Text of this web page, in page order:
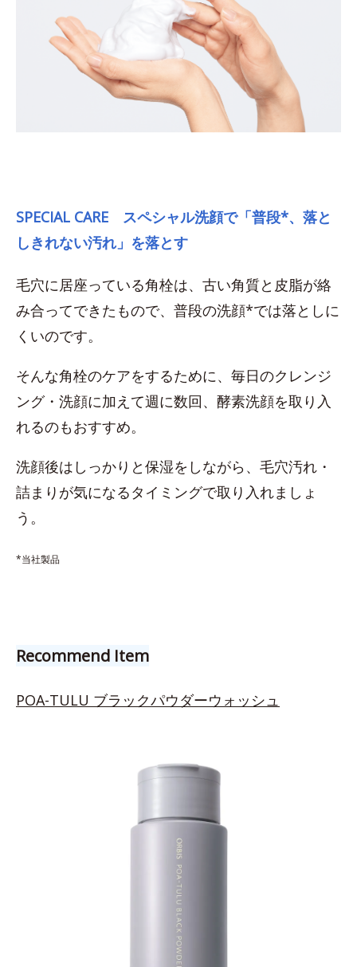
SPECIAL CARE スペシャル洗顔で「普段*、落と
しきれない汚れ」を落とす
毛穴に居座っている角栓は、古い角質と皮脂が絡
み合ってできたもので、普段の洗顔*では落としに
くいのです。
そんな角栓のケアをするために、毎日のクレンジ
ング・洗顔に加えて週に数回、酵素洗顔を取り入
れるのもおすすめ。
洗顔後はしっかりと保湿をしながら、毛穴汚れ・
詰まりが気になるタイミングで取り入れましょ
う。
*当社製品
Recommend Item
POA-TULU ブラックパウダーウォッシュ